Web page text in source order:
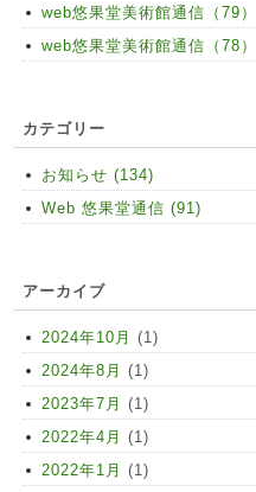
web悠果堂美術館通信（79）
web悠果堂美術館通信（78）
カテゴリー
お知らせ (134)
Web 悠果堂通信 (91)
アーカイブ
2024年10月 (1)
2024年8月 (1)
2023年7月 (1)
2022年4月 (1)
2022年1月 (1)